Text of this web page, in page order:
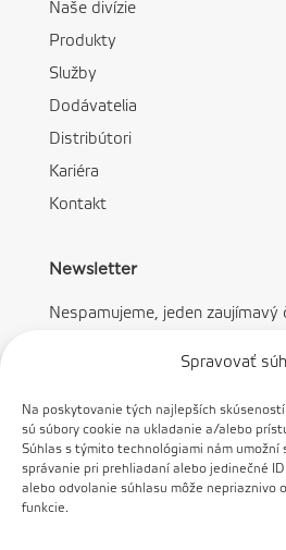
Spravovať
Na poskytovanie tých najlepších
sú súbory cookie na ukladanie a/alebo
Súhlas s týmito technológiami nám umožní
správanie pri prehliadaní alebo jedinečné
alebo odvolanie súhlasu môže nepriaznivo
funkcie.
Naše divízie
Produkty
Služby
Dodávatelia
Distribútori
Kariéra
Kontakt
Newsletter
Nespamujeme, jeden zaujímavý
Prihlásiť sa